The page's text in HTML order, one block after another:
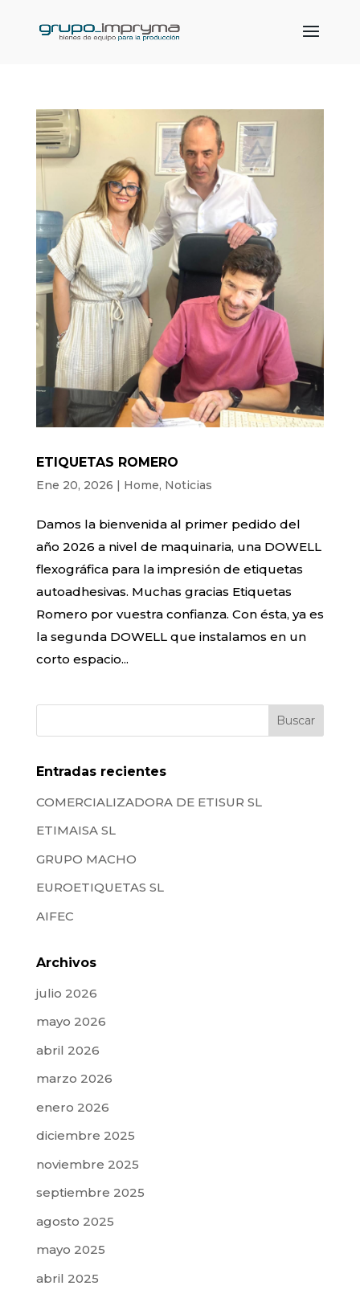
ETIQUETAS ROMERO
Ene 20, 2026 | Home, Noticias
Damos la bienvenida al primer pedido del
año 2026 a nivel de maquinaria, una DOWELL
flexográfica para la impresión de etiquetas
autoadhesivas. Muchas gracias Etiquetas
Romero por vuestra confianza. Con ésta, ya es
la segunda DOWELL que instalamos en un
corto espacio...
Entradas recientes
COMERCIALIZADORA DE ETISUR SL
ETIMAISA SL
GRUPO MACHO
EUROETIQUETAS SL
AIFEC
Archivos
julio 2026
mayo 2026
abril 2026
marzo 2026
enero 2026
diciembre 2025
noviembre 2025
septiembre 2025
agosto 2025
mayo 2025
abril 2025